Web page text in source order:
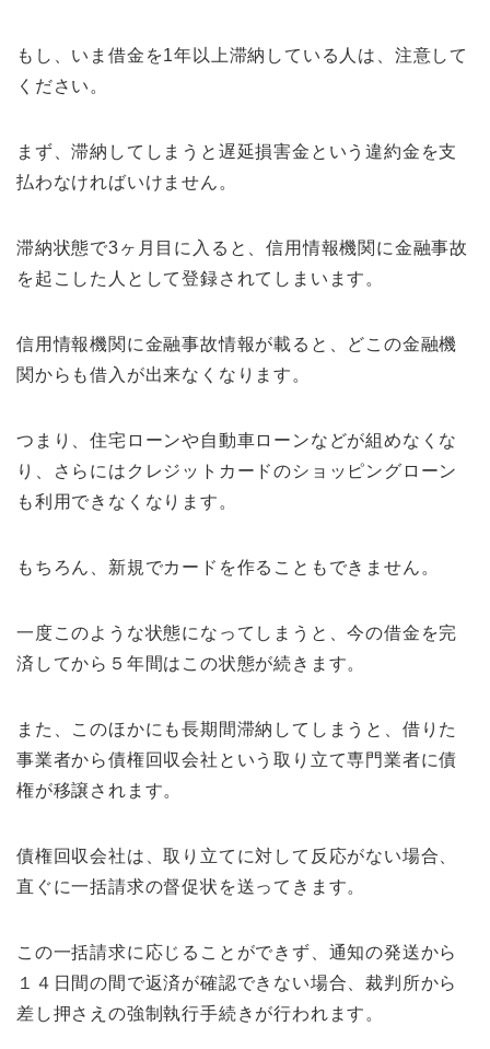
もし、いま借金を1年以上滞納している人は、注意して
ください。
まず、滞納してしまうと遅延損害金という違約金を支
払わなければいけません。
滞納状態で3ヶ月目に入ると、信用情報機関に金融事故
を起こした人として登録されてしまいます。
信用情報機関に金融事故情報が載ると、どこの金融機
関からも借入が出来なくなります。
つまり、住宅ローンや自動車ローンなどが組めなくな
り、さらにはクレジットカードのショッピングローン
も利用できなくなります。
もちろん、新規でカードを作ることもできません。
一度このような状態になってしまうと、今の借金を完
済してから５年間はこの状態が続きます。
また、このほかにも長期間滞納してしまうと、借りた
事業者から債権回収会社という取り立て専門業者に債
権が移譲されます。
債権回収会社は、取り立てに対して反応がない場合、
直ぐに一括請求の督促状を送ってきます。
この一括請求に応じることができず、通知の発送から
１４日間の間で返済が確認できない場合、裁判所から
差し押さえの強制執行手続きが行われます。